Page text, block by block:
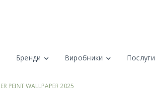
Бренди Виробники Послуги
PEINT WALLPAPER 2025